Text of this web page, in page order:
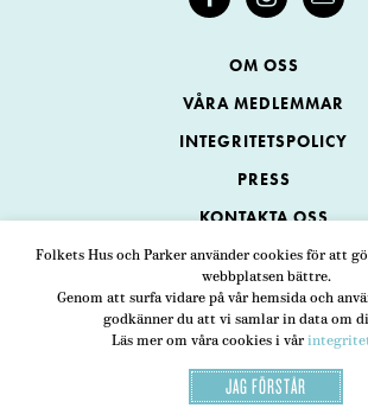
Folkets Hus och Parker använder cookies för att
webbplatsen bättre.
Genom att surfa vidare på vår hemsida och
godkänner du att vi samlar in data om
Läs mer om våra cookies i vår
JAG FÖRSTÅR
OM OSS
VÅRA MEDLEMMAR
INTEGRITETSPOLICY
PRESS
KONTAKTA OSS
Folkets Hus och Parker
ADRESS Swedenborgsgatan 1
118 48 Stockholm
TELEFON 08-452 25 00